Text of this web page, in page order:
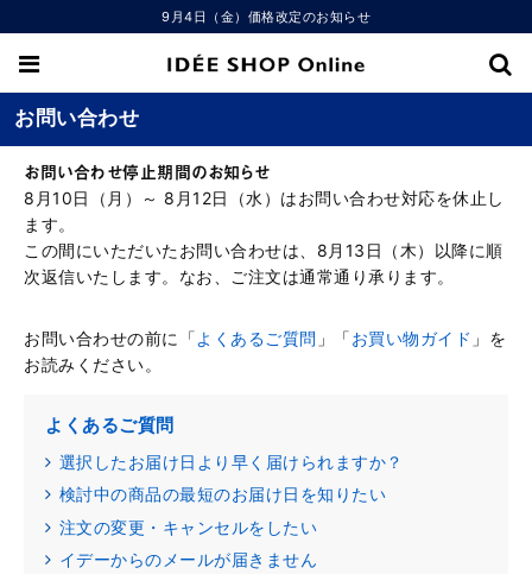
9月4日（金）価格改定のお知らせ
お問い合わせ
お問い合わせ停止期間のお知らせ
8月10日（月）～ 8月12日（水）はお問い合わせ対応を休止し
ます。
この間にいただいたお問い合わせは、8月13日（木）以降に順
次返信いたします。なお、ご注文は通常通り承ります。
お問い合わせの前に「よくあるご質問 」「お買い物ガイド 」を
お読みください。
よくあるご質問
選択したお届け日より早く届けられますか？
検討中の商品の最短のお届け日を知りたい
注文の変更・キャンセルをしたい
イデーからのメールが届きません